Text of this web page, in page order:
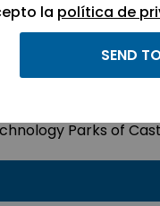
Parks of
la política de